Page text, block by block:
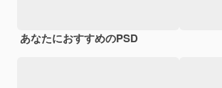
あなたにおすすめのPSD